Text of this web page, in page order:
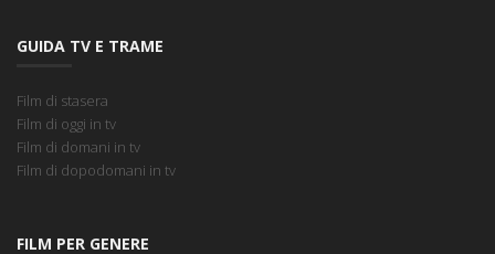
GUIDA TV E TRAME
Film di stasera
Film di oggi in tv
Film di domani in tv
Film di dopodomani in tv
FILM PER GENERE